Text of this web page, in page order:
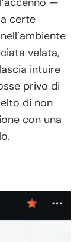
certe
velata,
intuire
privo di
di non
con una